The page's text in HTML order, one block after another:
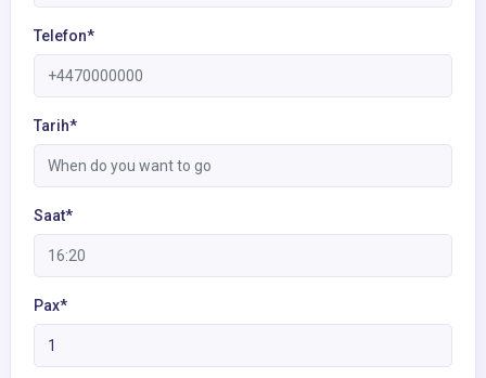
Telefon*
Tarih*
Saat*
Pax*